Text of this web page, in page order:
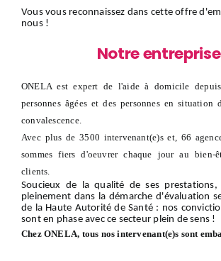
Vous vous reconnaissez dans cette offre
nous!
Notre entreprise
ONELA est expert de l'aide à domicile
personnes âgées et des personnes en situation
convalescence.
Avec plus de 3500 intervenant(e)s et, 66
sommes fiers d'oeuvrer chaque jour au bien-
clients.
Soucieux de la qualité de ses prestations,
pleinement dans la démarche d'évaluation
de la Haute Autorité de Santé : nos
sont en phase avec ce secteur plein de sens !
Chez ONELA, tous nos intervenant(e)s sont